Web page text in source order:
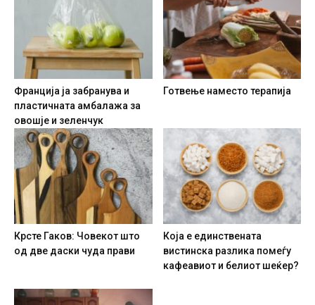
Франција ја забранува и
пластичната амбалажа за
овошје и зеленчук
Готвење наместо терапија
Крсте Гаков: Човекот што
од две даски чуда прави
Која е единствената
вистинска разлика помеѓу
кафеавиот и белиот шеќер?